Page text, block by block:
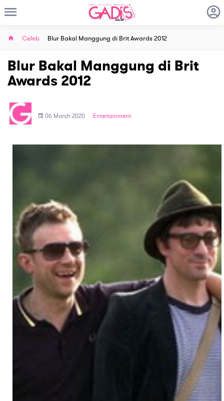
Celeb Blur Bakal Manggung di Brit Awards 2012
Blur Bakal Manggung di Brit
Awards 2012
06 March 2020 Entertainment